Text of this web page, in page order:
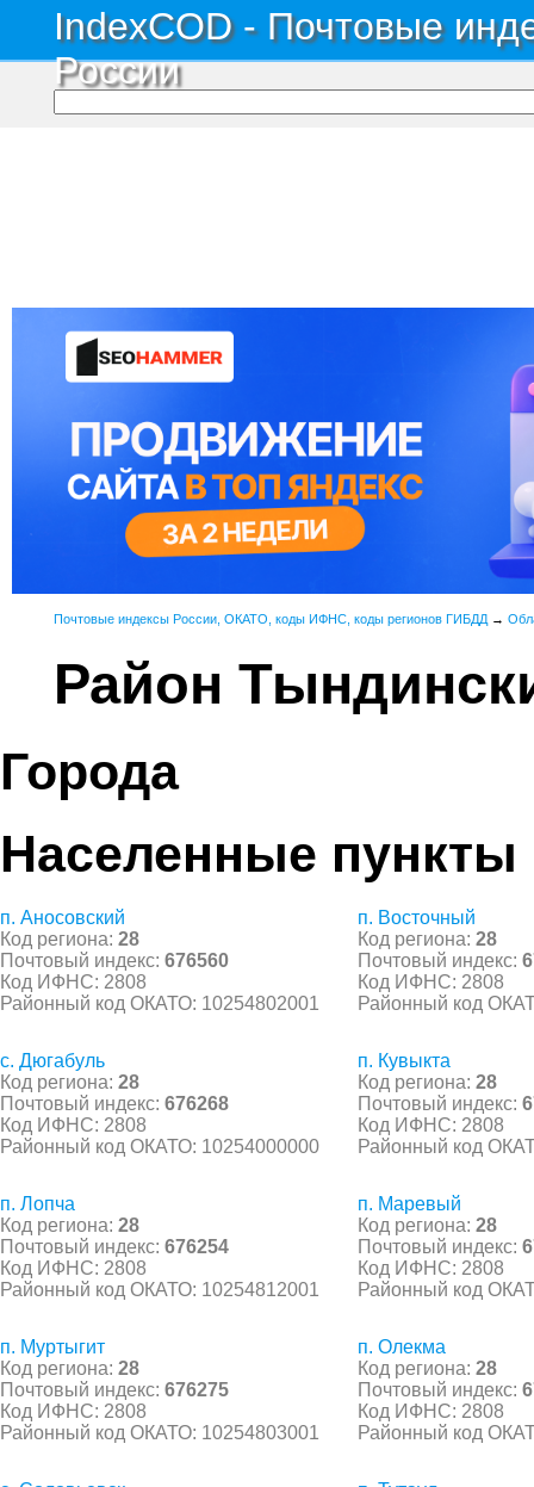
IndexCOD - Почтовые
России
Почтовые индексы России, ОКАТО, коды ИФНС, коды регионов ГИБДД →
Район
Города
Населенные пункты
п. Аносовский
Код региона: 28
Почтовый индекс: 676560
Код ИФНС: 2808
Районный код ОКАТО: 10254802001
п. Восточный
Код региона: 28
Почтовый индекс:
Код ИФНС: 2808
Районный код
с. Дюгабуль
Код региона: 28
Почтовый индекс: 676268
Код ИФНС: 2808
Районный код ОКАТО: 10254000000
п. Кувыкта
Код региона: 28
Почтовый индекс:
Код ИФНС: 2808
Районный код
п. Лопча
Код региона: 28
Почтовый индекс: 676254
Код ИФНС: 2808
Районный код ОКАТО: 10254812001
п. Маревый
Код региона: 28
Почтовый индекс:
Код ИФНС: 2808
Районный код
п. Муртыгит
Код региона: 28
Почтовый индекс: 676275
Код ИФНС: 2808
Районный код ОКАТО: 10254803001
п. Олекма
Код региона: 28
Почтовый индекс:
Код ИФНС: 2808
Районный код